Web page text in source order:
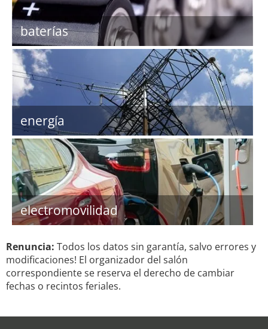
baterías
energía
electromovilidad
Renuncia: Todos los datos sin garantía, salvo errores y
modificaciones! El organizador del salón
correspondiente se reserva el derecho de cambiar
fechas o recintos feriales.